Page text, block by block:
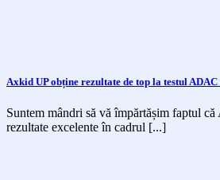
Axkid UP obține rezultate de top la testul ADAC
Suntem mândri să vă împărtășim faptul
rezultate excelente în cadrul [...]